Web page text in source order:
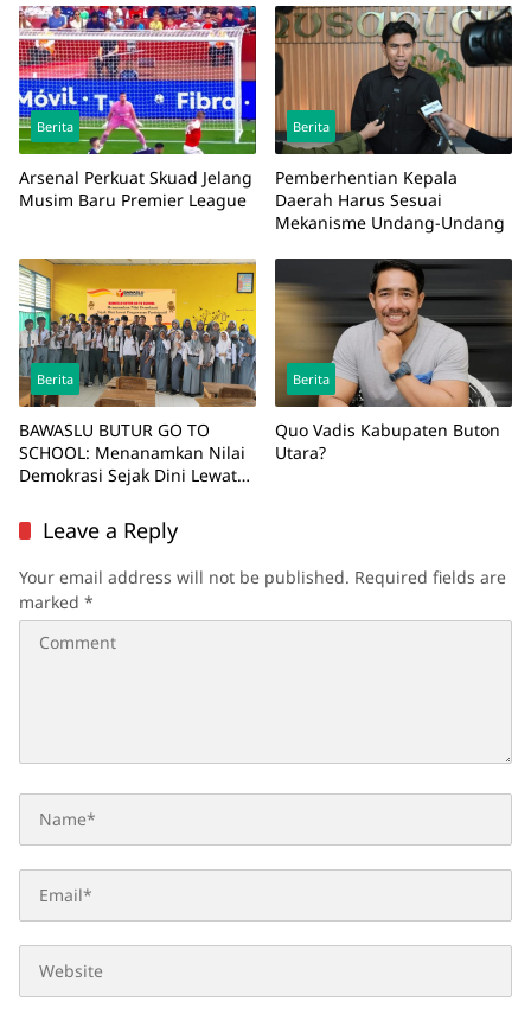
Berita
Arsenal Perkuat Skuad Jelang
Musim Baru Premier League
Berita
Pemberhentian Kepala
Daerah Harus Sesuai
Mekanisme Undang-Undang
Berita
BAWASLU BUTUR GO TO
SCHOOL: Menanamkan Nilai
Demokrasi Sejak Dini Lewat
Berita
Quo Vadis Kabupaten Buton
Utara?
Leave a Reply
Your email address will not be published. Required fields are
marked *